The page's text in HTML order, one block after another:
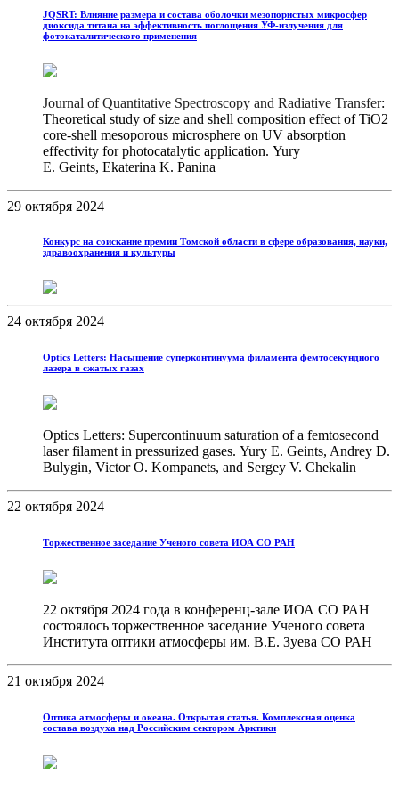
JQSRT: Влияние размера и состава оболочки мезопористых микросфер
диоксида титана на эффективность поглощения УФ-излучения для
фотокаталитического применения
Journal of Quantitative Spectroscopy and Radiative Transfer:
Theoretical study of size and shell composition effect of TiO2
core-shell mesoporous microsphere on UV absorption
effectivity for photocatalytic application. Yury
E. Geints, Ekaterina K. Panina
29 октября 2024
Конкурс на соискание премии Томской области в сфере образования, науки,
здравоохранения и культуры
24 октября 2024
Optics Letters: Насыщение суперконтинуума филамента фемтосекундного
лазера в сжатых газах
Optics Letters: Supercontinuum saturation of a femtosecond
laser filament in pressurized gases. Yury E. Geints, Andrey D.
Bulygin, Victor O. Kompanets, and Sergey V. Chekalin
22 октября 2024
Торжественное заседание Ученого совета ИОА СО РАН
22 октября 2024 года в конференц-зале ИОА СО РАН
состоялось торжественное заседание Ученого совета
Института оптики атмосферы им. В.Е. Зуева СО РАН
21 октября 2024
Оптика атмосферы и океана. Открытая статья. Комплексная оценка
состава воздуха над Российским сектором Арктики